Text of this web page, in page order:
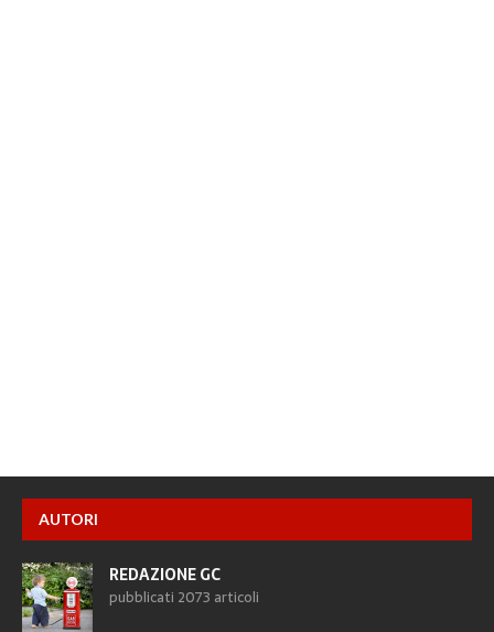
AUTORI
REDAZIONE GC
pubblicati 2073 articoli